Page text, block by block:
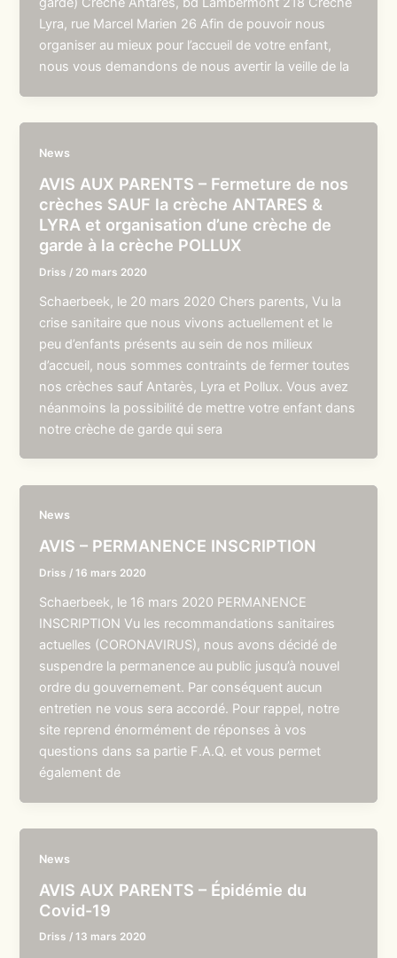
Lyra, rue Marcel Marien 26 Afin de pouvoir nous
organiser au mieux pour l’accueil de votre enfant,
nous vous demandons de nous avertir la veille de la
News
AVIS AUX PARENTS – Fermeture de nos
crèches SAUF la crèche ANTARES &
LYRA et organisation d’une crèche de
garde à la crèche POLLUX
Driss / 20 mars 2020
Schaerbeek, le 20 mars 2020 Chers parents, Vu la
crise sanitaire que nous vivons actuellement et le
peu d’enfants présents au sein de nos milieux
d’accueil, nous sommes contraints de fermer toutes
nos crèches sauf Antarès, Lyra et Pollux. Vous avez
néanmoins la possibilité de mettre votre enfant dans
notre crèche de garde qui sera
News
AVIS – PERMANENCE INSCRIPTION
Driss /16 mars 2020
Schaerbeek, le 16 mars 2020 PERMANENCE
INSCRIPTION Vu les recommandations sanitaires
actuelles (CORONAVIRUS), nous avons décidé de
suspendre la permanence au public jusqu’à nouvel
ordre du gouvernement. Par conséquent aucun
entretien ne vous sera accordé. Pour rappel, notre
site reprend énormément de réponses à vos
questions dans sa partie F.A.Q. et vous permet
également de
News
AVIS AUX PARENTS – Épidémie du
Covid-19
Driss /13 mars 2020